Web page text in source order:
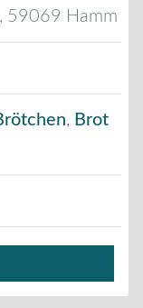
, 59069 Hamm
, Brot